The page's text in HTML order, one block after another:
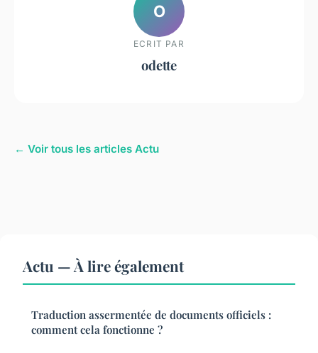
O
ECRIT PAR
odette
← Voir tous les articles Actu
Actu — À lire également
Traduction assermentée de documents officiels :
comment cela fonctionne ?